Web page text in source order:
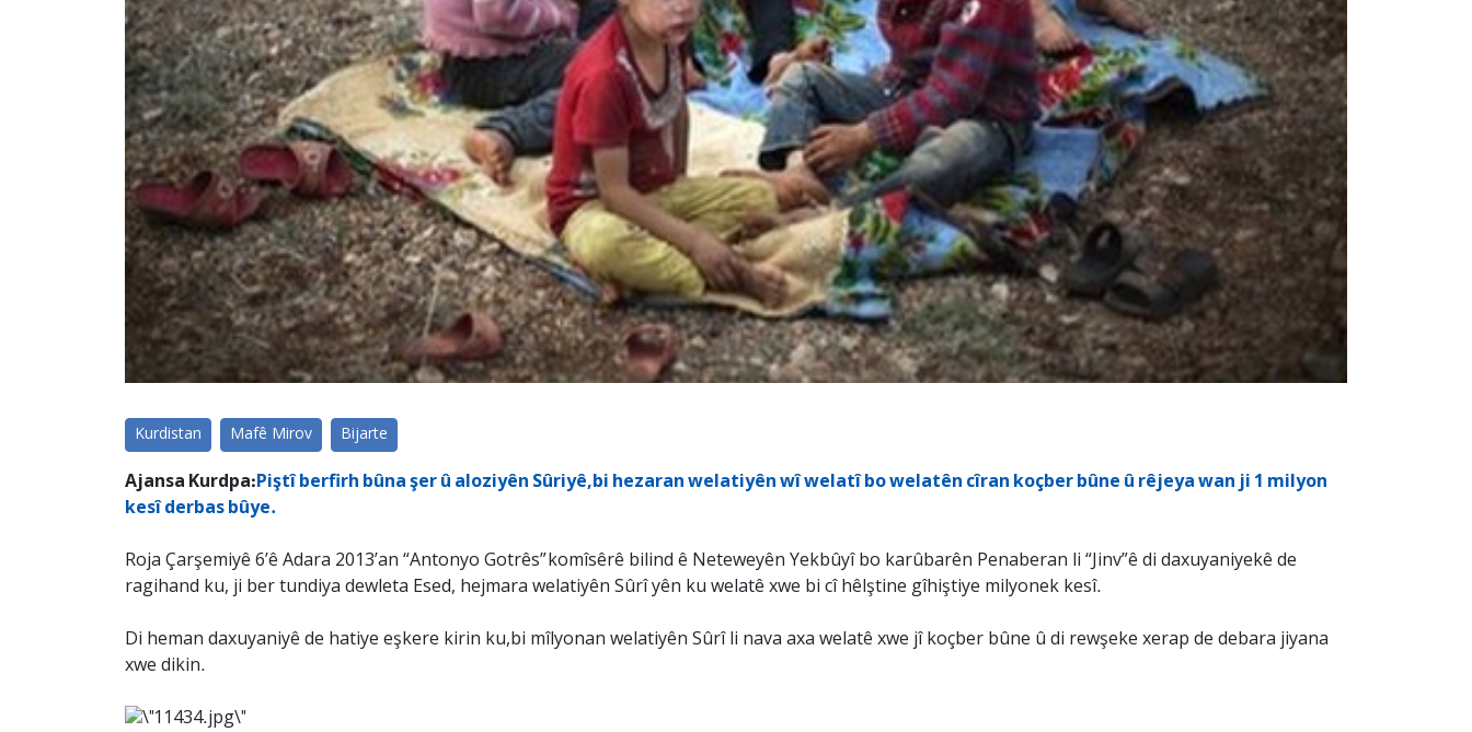
Kurdistan Mafê Mirov Bijarte
Ajansa Kurdpa:Piştî berfirh bûna şer û aloziyên Sûriyê,bi hezaran welatiyên wî welatî bo welatên cîran koçber bûne û rêjeya wan ji 1 milyon
kesî derbas bûye.
Roja Çarşemiyê 6’ê Adara 2013’an “Antonyo Gotrês” komîsêrê bilind ê Neteweyên Yekbûyî bo karûbarên Penaberan li “Jinv”ê di daxuyaniyekê de
ragihand ku, ji ber tundiya dewleta Esed, hejmara welatiyên Sûrî yên ku welatê xwe bi cî hêlştine gîhiştiye milyonek kesî.
Di heman daxuyaniyê de hatiye eşkere kirin ku,bi mîlyonan welatiyên Sûrî li nava axa welatê xwe jî koçber bûne û di rewşeke xerap de debara jiyana
xwe dikin.